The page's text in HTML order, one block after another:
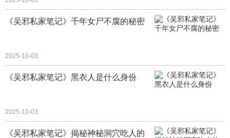
《吴邪私家笔记》千年女尸不腐的秘密
2025-10-03
《吴邪私家笔记》黑衣人是什么身份
2025-10-03
《吴邪私家笔记》揭秘神秘洞穴吃人的